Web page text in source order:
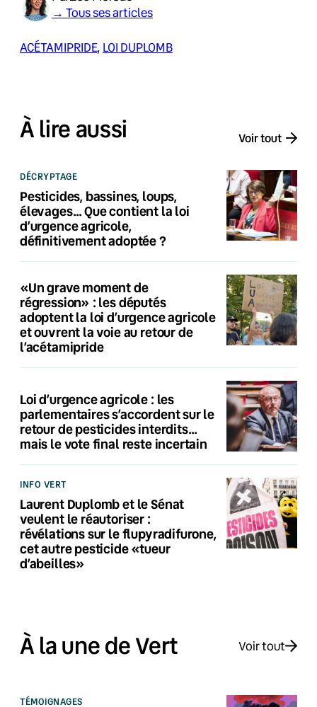
→ Tous ses articles
ACÉTAMIPRIDE, LOI DUPLOMB
À lire aussi Voir tout
DÉCRYPTAGE
Pesticides, bassines, loups,
élevages… Que contient la loi
d’urgence agricole,
définitivement adoptée ?
«Un grave moment de
régression» : les députés
adoptent la loi d’urgence agricole
et ouvrent la voie au retour de
l’acétamipride
Loi d’urgence agricole : les
parlementaires s’accordent sur le
retour de pesticides interdits…
mais le vote final reste incertain
INFO VERT
Laurent Duplomb et le Sénat
veulent le réautoriser :
révélations sur le flupyradifurone,
cet autre pesticide «tueur
d’abeilles»
À la une de Vert Voir tout
TÉMOIGNAGES